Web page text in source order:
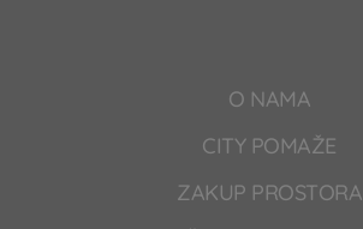
O NAMA
CITY POMAŽE
ZAKUP PROSTORA